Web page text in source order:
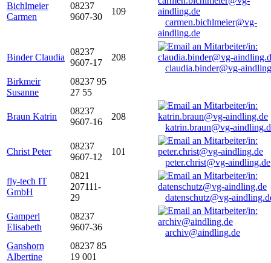
Bichlmeier
Carmen
08237
9607-30
109
carmen.bichlmeier@vg-
aindling.de
Binder Claudia
08237
9607-17
208
claudia.binder@vg-
Birkmeir
Susanne
08237 95
27 55
Braun Katrin
08237
9607-16
208
katrin.braun@vg-
Christ Peter
08237
9607-12
101
peter.christ@vg-aindling.de
fly-tech IT
GmbH
0821
207111-
29
datenschutz@vg-
Gamperl
Elisabeth
08237
9607-36
archiv@aindling.de
Ganshorn
Albertine
08237 85
19 001